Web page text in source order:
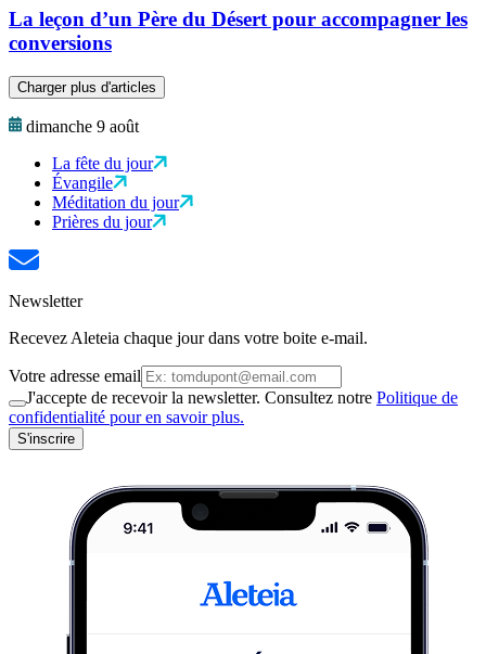
La leçon d’un Père du Désert pour accompagner les
conversions
Charger plus d'articles
dimanche 9 août
La fête du jour
Évangile
Méditation du jour
Prières du jour
Newsletter
Recevez Aleteia chaque jour dans votre boite e-mail.
Votre adresse email
J'accepte de recevoir la newsletter. Consultez notre Politique de
confidentialité pour en savoir plus.
S'inscrire